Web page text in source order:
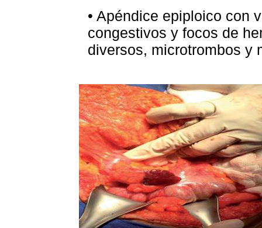
• Apéndice epiploico con
congestivos y focos de
diversos, microtrombos y